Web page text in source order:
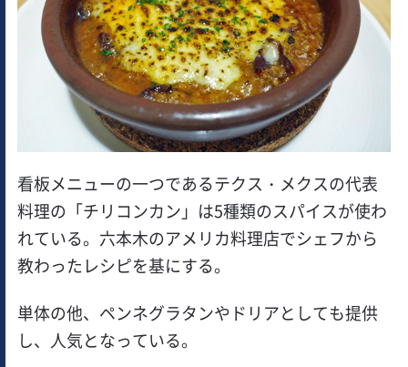
看板メニューの一つであるテクス・メクスの代表
料理の「チリコンカン」は5種類のスパイスが使わ
れている。六本木のアメリカ料理店でシェフから
教わったレシピを基にする。
単体の他、ペンネグラタンやドリアとしても提供
し、人気となっている。